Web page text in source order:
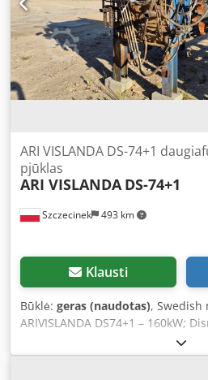
Szczecinek 493 km
ARI VISLANDA DS-74+1
pjūklas
ARI VISLANDA DS-74+1
Klausti
Būklė: geras (naudotas),
ARIVISLANDA DS74+1 – 160kW;
from an operational line; 4
floating saw blades; Technical